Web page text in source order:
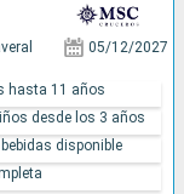
05/12/2027
hasta 11 años
desde los 3 años
bebidas disponible